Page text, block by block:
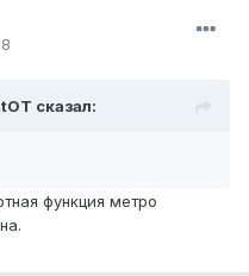
сказал:
функция метро